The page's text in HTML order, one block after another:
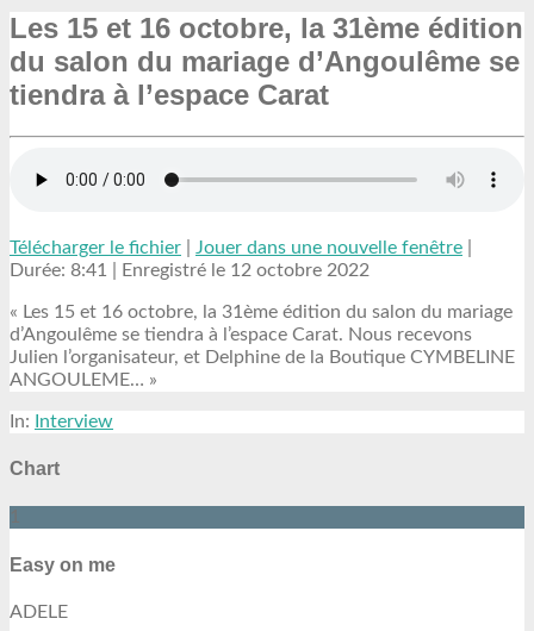
Les 15 et 16 octobre, la 31ème édition
du salon du mariage d’Angoulême se
tiendra à l’espace Carat
Télécharger le fichier Jouer dans une nouvelle fenêtre
Durée: 8:41
Enregistré le 12 octobre 2022
« Les 15 et 16 octobre, la 31ème édition du salon du mariage
d’Angoulême se tiendra à l’espace Carat. Nous recevons
Julien l’organisateur, et Delphine de la Boutique CYMBELINE
ANGOULEME… »
In: Interview
Chart
1
Easy on me
ADELE